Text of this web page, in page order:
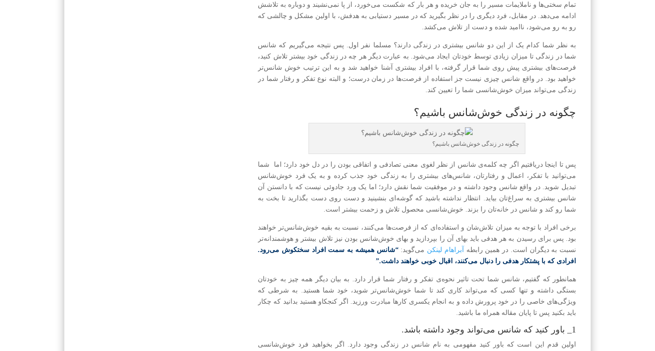
تمام سختی‌ها و ناملایمات مسیر را به جان خریده و هر بار که شکست می‌خورد، از پا نمی‌نشیند و دوباره به تلا‌شش
ادامه می‌دهد. در مقابل، فرد دیگری را در نظر بگیرید که در مسیر دستیابی به هدفش، با اولین مشکل و چالشی که
رو به رو می‌شود، ناامید شده و دست از تلاش می‌کشد.
به نظر شما کدام یک از این دو شانس بیشتری در زندگی دارند؟ مسلما نفر اول. پس نتیجه می‌گیریم که شانس
شما در زندگی تا میزان زیادی توسط خودتان ایجاد می‌شود. به عبارت دیگر هر چه در زندگی خود بیشتر تلاش کنید،
فرصت‌های بیشتری پیش روی شما قرار گرفته، با افراد بیشتری آشنا خواهید شد و به این ترتیب خوش شانس‌تر
خواهید بود. در واقع شانس چیزی نیست جز استفاده از فرصت‌ها در زمان درست؛ و البته نوع تفکر و رفتار شما در
زندگی می‌تواند میزان خوش‌شانسی شما را تعیین ‌کند.
چگونه در زندگی خوش‌شانس باشیم؟
چگونه در زندگی خوش‌شانس باشیم؟
پس تا اینجا دریافتیم اگر چه کلمه‌ی شانس از نظر لغوی معنی تصادفی و اتفاقی بودن را در دل خود دارد؛ اما شما
می‌توانید با تفکر، اعمال و رفتار‌تان، شانس‌های بیشتری را به زندگی خود جذب کرده و به یک فرد خوش‌شانس
تبدیل شوید. در واقع شانس وجود داشته و در موفقیت شما نقش دارد؛ اما یک ورد جا‌دوئی نیست که با دانستن آن
شانس بیشتری به سراغ‌تان بیاید. انتظار نداشته باشید که گوشه‌ای بنشینید و دست روی دست بگذارید تا بخت به
شما رو کند و شانس در خانه‌تان را بزند. خوش‌شانسی محصول تلاش و زحمت بیشتر است.
برخی افراد با توجه به میزان تلاش‌شان و استفاده‌ای که از فرصت‌ها می‌کنند، نسبت به بقیه خوش‌شانس‌تر خواهند
بود. پس برای رسیدن به هر هدفی باید بهای آن را بپردازید و بهای خوش‌شانس بودن نیز تلاش بیشتر و هوشمندانه‌تر
نسبت به دیگران است. در همین رابطه آبراهام لینکن می‌گوید:“شانس همیشه به سمت افراد سختکوش می‌رود.
افرادی که با پشتکار هدفی را دنبال می‌کنند، اقبال خوبی خواهند داشت.”
همانطور که گفتیم، شانس شما تحت تاثیر نحوه‌ی تفکر و رفتار شما قرار دارد. به بیان دیگر همه چیز به خودتان
بستگی داشته و تنها کسی که می‌تواند کاری کند تا شما خوش‌شانس‌تر شوید، خود شما هستید. به شرطی که
ویژگی‌های خاصی را در خود پرورش داده و به انجام یکسری کارها مبادرت ورزید. اگر کنجکاو هستید بدانید که چکار
باید بکنید پس تا پایان مقاله همراه ما باشید.
1_ باور کنید که شانس می‌تواند وجود داشته باشد.
اولین قدم این است که باور کنید مفهومی به نام شانس در زندگی وجود دارد. اگر بخواهید فرد خوش‌شانسی